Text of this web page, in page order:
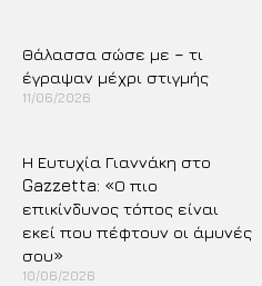
Θάλασσα σώσε με – τι
έγραψαν μέχρι στιγμής
11/06/2026
Η Ευτυχία Γιαννάκη στο
Gazzetta: «Ο πιο
επικίνδυνος τόπος είναι
εκεί που πέφτουν οι άμυνές
σου»
10/06/2026